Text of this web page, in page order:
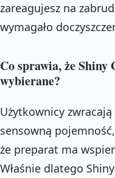
zareagujesz na
wymagało
Co sprawia, że
wybierane?
Użytkownicy
sensowną
że preparat ma
Właśnie dlatego